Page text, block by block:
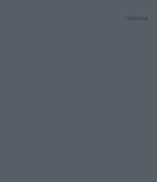
reklama